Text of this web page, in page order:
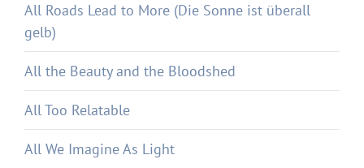
All Roads Lead to More (Die Sonne ist überall
gelb)
All the Beauty and the Bloodshed
All Too Relatable
All We Imagine As Light